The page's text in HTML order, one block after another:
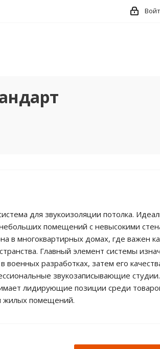
для звукоизоляции потолка.
помещений с невысокими
в многоквартирных домах, где важен
Главный элемент системы
военных разработках, затем его
звукозаписывающие студии.
лидирующие позиции среди
жилых помещений.